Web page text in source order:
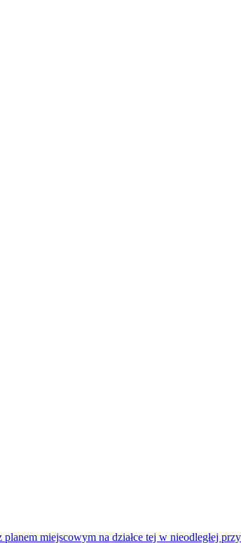
miejscowym na działce tej w nieodległej